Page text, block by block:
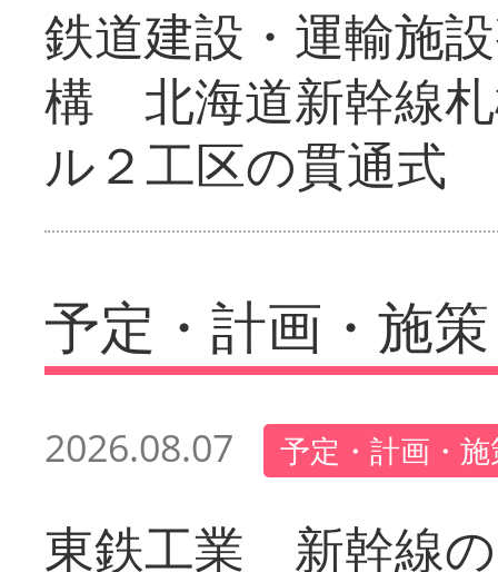
鉄道建設・運輸施
構 北海道新幹線
ル２工区の貫通式
予定・計画・施策
2026.08.07 予定・計画・
東鉄工業 新幹線